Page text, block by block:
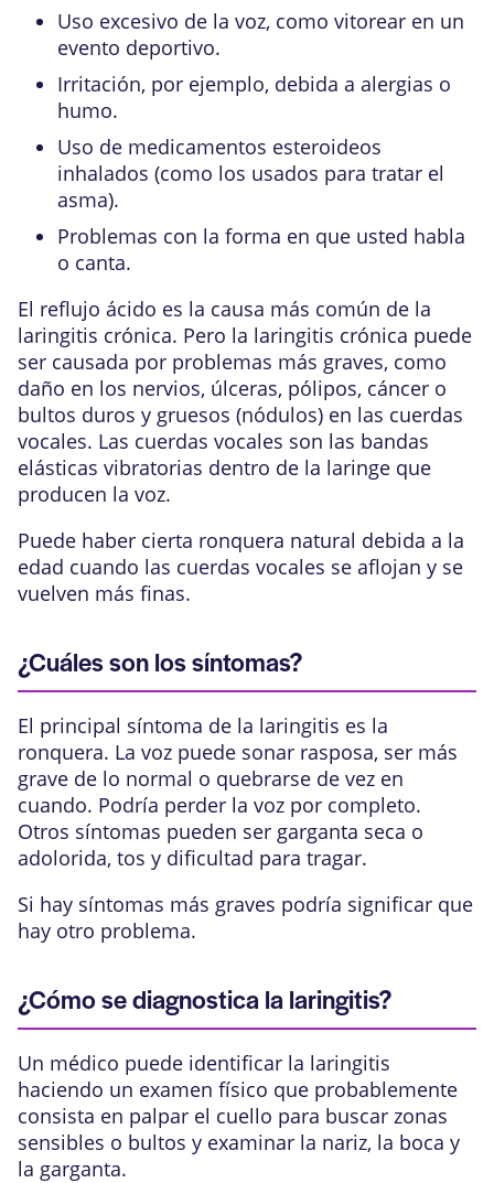
Uso excesivo de la voz, como vitorear en un
evento deportivo.
Irritación, por ejemplo, debida a alergias o
humo.
Uso de medicamentos esteroideos
inhalados (como los usados para tratar el
asma).
Problemas con la forma en que usted habla
o canta.
El reflujo ácido es la causa más común de la
laringitis crónica. Pero la laringitis crónica puede
ser causada por problemas más graves, como
daño en los nervios, úlceras, pólipos, cáncer o
bultos duros y gruesos (nódulos) en las cuerdas
vocales. Las cuerdas vocales son las bandas
elásticas vibratorias dentro de la laringe que
producen la voz.
Puede haber cierta ronquera natural debida a la
edad cuando las cuerdas vocales se aflojan y se
vuelven más finas.
¿Cuáles son los síntomas?
El principal síntoma de la laringitis es la
ronquera. La voz puede sonar rasposa, ser más
grave de lo normal o quebrarse de vez en
cuando. Podría perder la voz por completo.
Otros síntomas pueden ser garganta seca o
adolorida, tos y dificultad para tragar.
Si hay síntomas más graves podría significar que
hay otro problema.
¿Cómo se diagnostica la laringitis?
Un médico puede identificar la laringitis
haciendo un examen físico que probablemente
consista en palpar el cuello para buscar zonas
sensibles o bultos y examinar la nariz, la boca y
la garganta.